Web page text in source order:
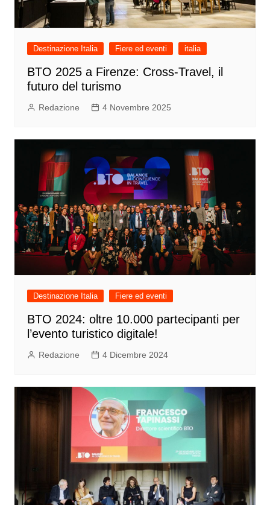
Destinazione Italia Fiere ed eventi italia
BTO 2025 a Firenze: Cross-Travel, il
futuro del turismo
Redazione 4 Novembre 2025
Destinazione Italia Fiere ed eventi
BTO 2024: oltre 10.000 partecipanti per
l’evento turistico digitale!
Redazione 4 Dicembre 2024